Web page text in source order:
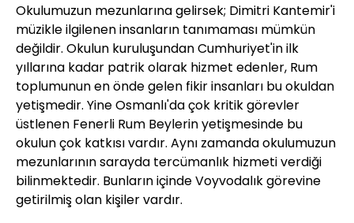
Okulumuzun mezunlarına gelirsek; Dimitri Kantemir'i
müzikle ilgilenen insanların tanımaması mümkün
değildir. Okulun kuruluşundan Cumhuriyet'in ilk
yıllarına kadar patrik olarak hizmet edenler, Rum
toplumunun en önde gelen fikir insanları bu okuldan
yetişmedir. Yine Osmanlı'da çok kritik görevler
üstlenen Fenerli Rum Beylerin yetişmesinde bu
okulun çok katkısı vardır. Aynı zamanda okulumuzun
mezunlarının sarayda tercümanlık hizmeti verdiği
bilinmektedir. Bunların içinde Voyvodalık görevine
getirilmiş olan kişiler vardır.